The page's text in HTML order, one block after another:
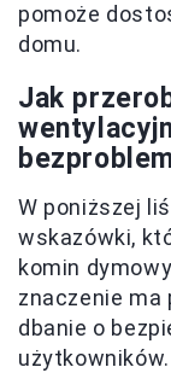
pomoże
domu.
Jak
W poniższej
wskazówki,
komin
znaczenie ma
dbanie o